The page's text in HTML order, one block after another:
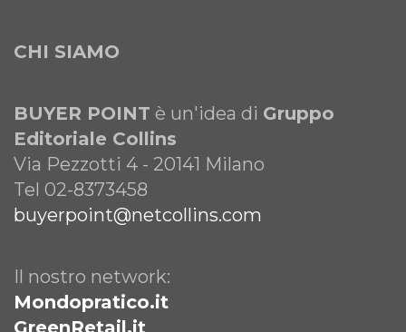
CHI SIAMO
BUYER POINT è un'idea di Gruppo
Editoriale Collins
Via Pezzotti 4 - 20141 Milano
Tel 02-8373458
buyerpoint@netcollins.com
Il nostro network:
Mondopratico.it
GreenRetail.it